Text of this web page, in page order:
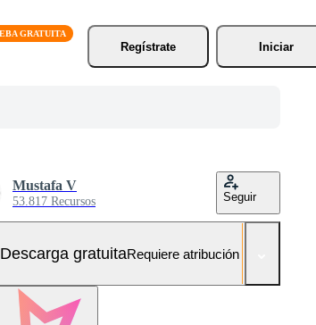
Regístrate
Iniciar
Mustafa V
53.817 Recursos Seguir
Descarga gratuitaRequiere atribución